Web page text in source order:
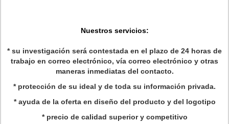
Nuestros servicios:
* su investigación será contestada en el plazo de 24 horas de
trabajo en correo electrónico, vía correo electrónico y otras
maneras inmediatas del contacto.
* protección de su ideal y de toda su información privada.
* ayuda de la oferta en diseño del producto y del logotipo
* precio de calidad superior y competitivo